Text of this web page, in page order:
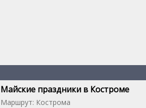
Майские праздники в Костроме
Маршрут: Кострома